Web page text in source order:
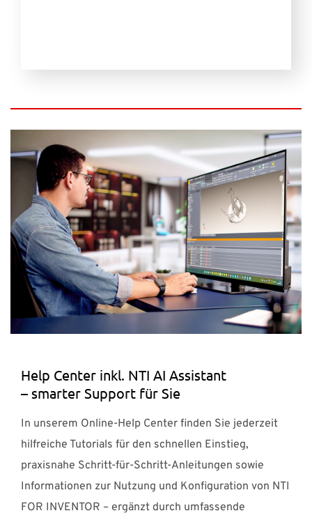
Help Center inkl. NTI AI Assistant
– smarter Support für Sie
In unserem Online-Help Center finden Sie jederzeit
hilfreiche Tutorials für den schnellen Einstieg,
praxisnahe Schritt-für-Schritt-Anleitungen sowie
Informationen zur Nutzung und Konfiguration von NTI
FOR INVENTOR – ergänzt durch umfassende